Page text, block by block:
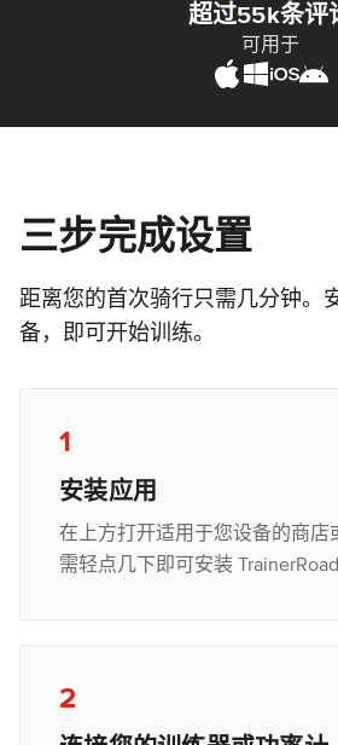
超过55k条评
可用于
三步完成设置
距离您的首次骑行只需几分钟。
备，即可开始训练。
1
安装应用
在上方打开适用于您设备的商店
需轻点几下即可安装 TrainerRoad
2